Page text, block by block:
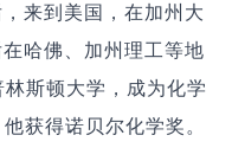
来到美国，在加州大
哈佛、加州理工等地
斯顿大学，成为化学
获得诺贝尔化学奖。